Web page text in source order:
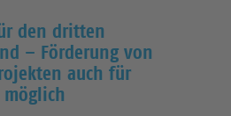
den dritten
– Förderung von
auch für